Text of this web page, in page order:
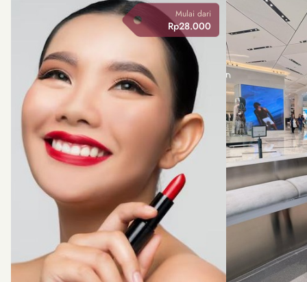
Mulai dari
Rp28.000